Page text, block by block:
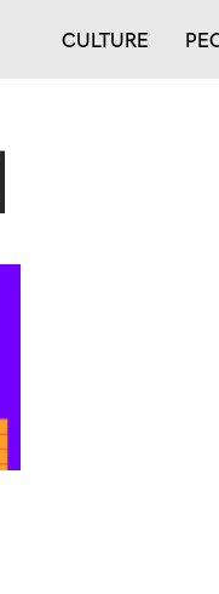
CULTURE